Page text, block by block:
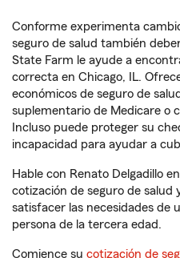
Conforme experimenta
seguro de salud también
State Farm le ayude a
correcta en Chicago, IL.
económicos de seguro de
suplementario de Medicare o
Incluso puede proteger su
incapacidad para ayudar a
Hable con Renato Delgadillo
cotización de seguro de salud
satisfacer las necesidades de
persona de la tercera edad.
Comience su cotización de